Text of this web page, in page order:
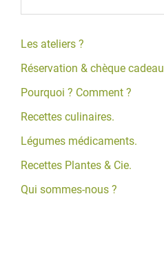
Les ateliers ?
Réservation & chèque cadeau
Pourquoi ? Comment ?
Recettes culinaires.
Légumes médicaments.
Recettes Plantes & Cie.
Qui sommes-nous ?